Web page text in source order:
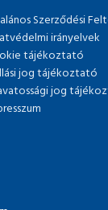
Szerződési
irányelvek
tájékoztató
jog tájékoztató
jog